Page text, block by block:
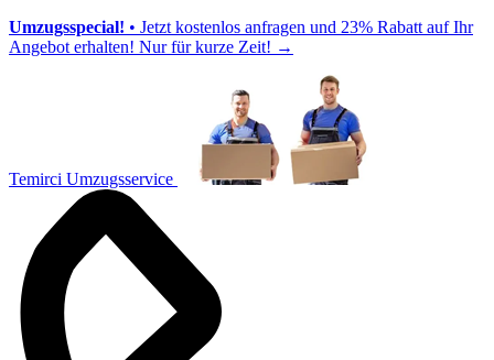
Umzugsspecial! • Jetzt kostenlos anfragen und 23% Rabatt auf Ihr
Angebot erhalten! Nur für kurze Zeit! →
Temirci Umzugsservice